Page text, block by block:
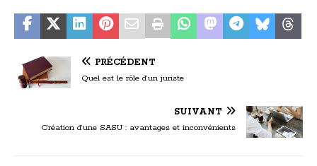
PRÉCÉDENT
Quel est le rôle d’un juriste
SUIVANT
Création d’une SASU : avantages et inconvénients